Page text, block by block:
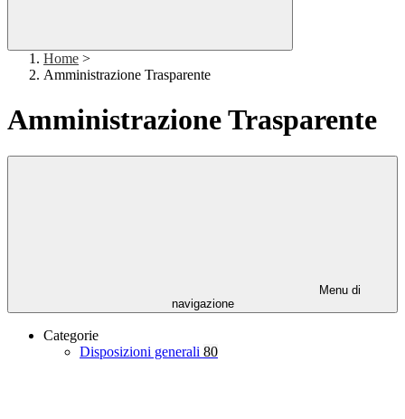
Home >
Amministrazione Trasparente
Amministrazione Trasparente
Menu di
navigazione
Categorie
Disposizioni generali 80